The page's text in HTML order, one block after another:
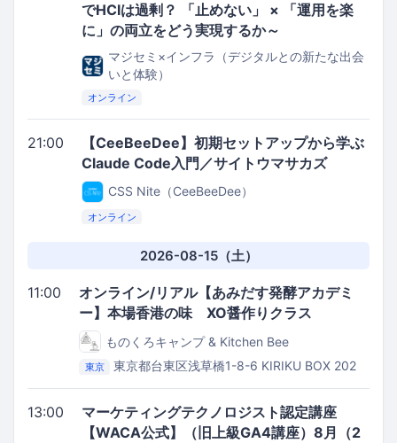
でHCIは過剰？ 「止めない」 × 「運用を楽
に」の両立をどう実現するか～
マジセミ×インフラ（デジタルとの新たな出会
いと体験）
オンライン
21:00
【CeeBeeDee】初期セットアップから学ぶ
Claude Code入門／サイトウマサカズ
CSS Nite（CeeBeeDee）
オンライン
2026-08-15（土）
11:00
オンライン/リアル【あみだす発酵アカデミ
ー】本場香港の味 XO醤作りクラス
ものくろキャンプ & Kitchen Bee
東京
東京都台東区浅草橋1-8-6 KIRIKU BOX 202
13:00
マーケティングテクノロジスト認定講座
【WACA公式】（旧上級GA4講座）8月（2